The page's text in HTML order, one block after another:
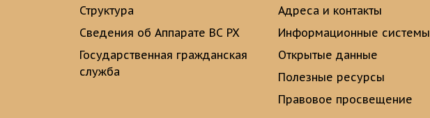
Структура
Сведения об Аппарате ВС РХ
Государственная гражданская
служба
Адреса и контакты
Информационные системы
Открытые данные
Полезные ресурсы
Правовое просвещение